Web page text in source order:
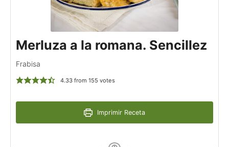
Merluza a la romana. Sencillez
Frabisa
4.33from 155 votes
Imprimir Receta